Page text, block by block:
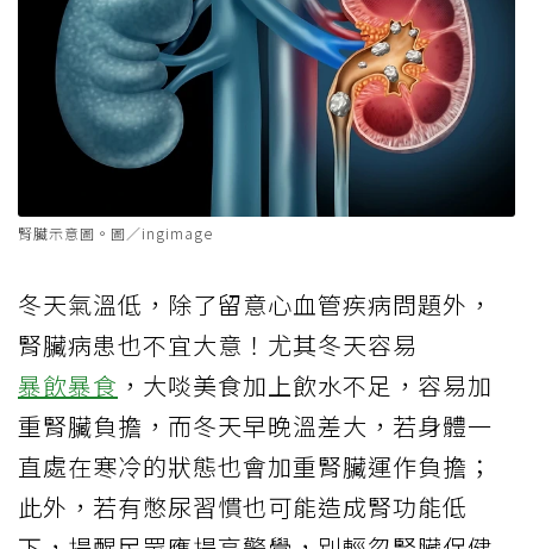
腎臟示意圖。圖／ingimage
冬天氣溫低，除了留意心血管疾病問題外，
腎臟病患也不宜大意！尤其冬天容易
暴飲暴食 ，大啖美食加上飲水不足，容易加
重腎臟負擔，而冬天早晚溫差大，若身體一
直處在寒冷的狀態也會加重腎臟運作負擔；
此外，若有憋尿習慣也可能造成腎功能低